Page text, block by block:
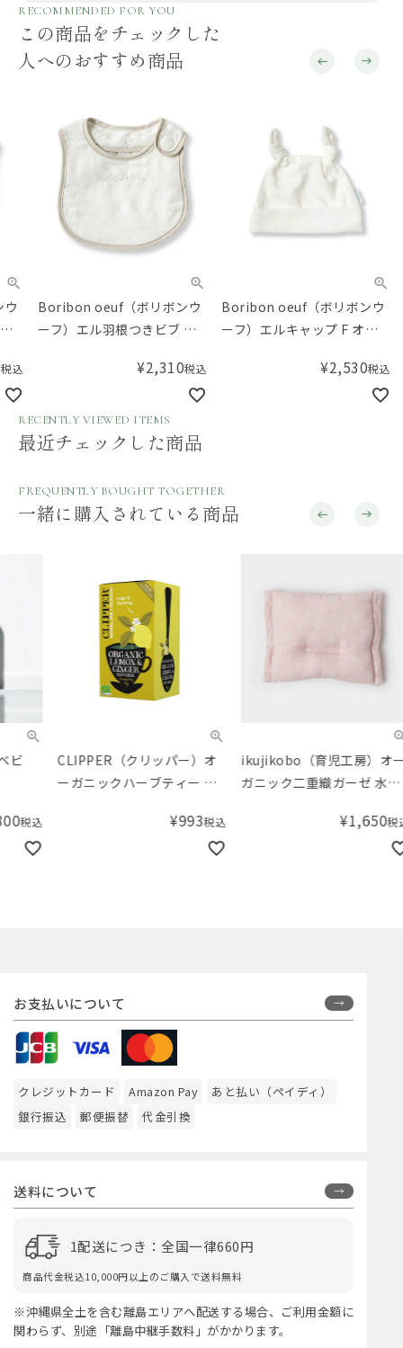
RECOMMENDED FOR YOU
この商品をチェックした
人へのおすすめ商品
Boribon oeuf（ボリボンウ
ーフ）エル羽根つきビブ グ
2,310税込
Boribon oeuf（ボリボンウ
ーフ）エルキャップ F オフ
2,530税込
イ
RECENTLY VIEWED ITEMS
最近チェックした商品
FREQUENTLY BOUGHT TOGETHER
一緒に購入されている商品
CLIPPER（クリッパー）オ
ーガニックハーブティー レ
税込
ikujikobo（育児工房）オー
ガニック二重織ガーゼ 水玉
税込
ッ
お支払いについて
クレジットカード Amazon Pay
あと払い（ペイディ）
銀行振込
郵便振替 代金引換
送料について
1配送につき：全国一律660円
商品代金税込10,000円以上のご購入で送料無料
※沖縄県全土を含む離島エリアへ配送する場合、ご利用金額に
関わらず、別途「離島中継手数料」がかかります。